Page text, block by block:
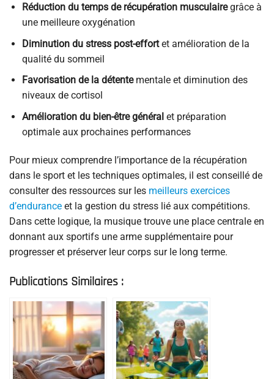
Réduction du temps de récupération musculairegrâce à
une meilleure oxygénation
Diminution du stress post-effortet amélioration de la
qualité du sommeil
Favorisation de la détentementale et diminution des
niveaux de cortisol
Amélioration du bien-être généralet préparation
optimale aux prochaines performances
Pour mieux comprendre l’importance de la récupération
dans le sport et les techniques optimales, il est conseillé de
consulter des ressources sur les meilleurs exercices
d’endurance et la gestion du stress lié aux compétitions.
Dans cette logique, la musique trouve une place centrale en
donnant aux sportifs une arme supplémentaire pour
progresser et préserver leur corps sur le long terme.
Publications Similaires :